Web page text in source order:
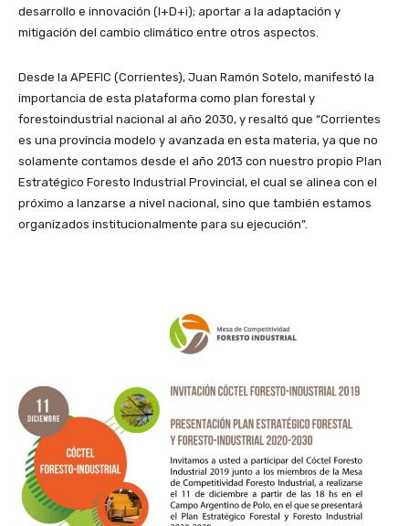
desarrollo e innovación (I+D+i); aportar a la adaptación y
mitigación del cambio climático entre otros aspectos.
Desde la APEFIC (Corrientes), Juan Ramón Sotelo, manifestó la
importancia de esta plataforma como plan forestal y
forestoindustrial nacional al año 2030, y resaltó que “Corrientes
es una provincia modelo y avanzada en esta materia, ya que no
solamente contamos desde el año 2013 con nuestro propio Plan
Estratégico Foresto Industrial Provincial, el cual se alinea con el
próximo a lanzarse a nivel nacional, sino que también estamos
organizados institucionalmente para su ejecución”.